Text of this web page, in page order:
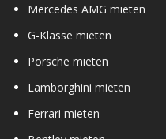
Mercedes AMG mieten
G-Klasse mieten
Porsche mieten
Lamborghini mieten
Ferrari mieten